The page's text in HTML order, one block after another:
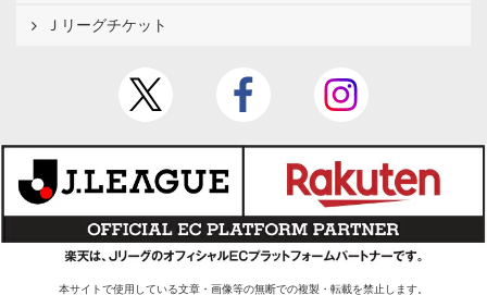
Ｊリーグチケット
本サイトで使用している文章・画像等の無断での複製・転載を禁止します。